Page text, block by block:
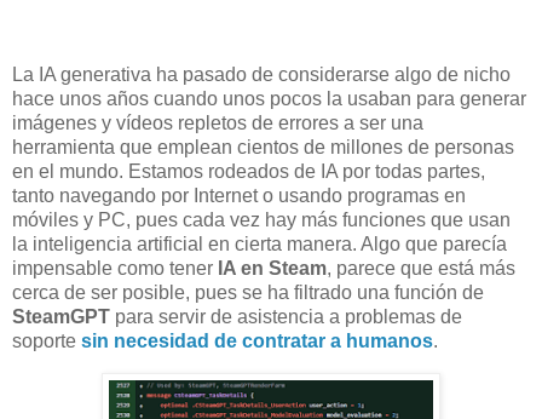
La IA generativa ha pasado de considerarse algo de nicho
hace unos años cuando unos pocos la usaban para generar
imágenes y vídeos repletos de errores a ser una
herramienta que emplean cientos de millones de personas
en el mundo. Estamos rodeados de IA por todas partes,
tanto navegando por Internet o usando programas en
móviles y PC, pues cada vez hay más funciones que usan
la inteligencia artificial en cierta manera. Algo que parecía
impensable como tener IA en Steam, parece que está más
cerca de ser posible, pues se ha filtrado una función de
SteamGPT para servir de asistencia a problemas de
soporte sin necesidad de contratar a humanos.